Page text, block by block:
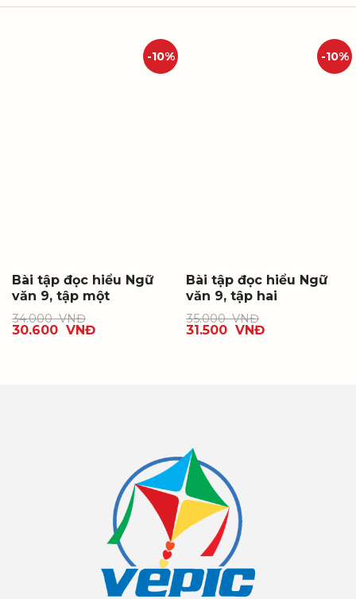
-10%
Bài tập đọc hiểu Ngữ
văn 9, tập một
34.000VNĐ
30.600 VNĐ
-10%
Bài tập đọc hiểu Ngữ
văn 9, tập hai
35.000VNĐ
31.500 VNĐ